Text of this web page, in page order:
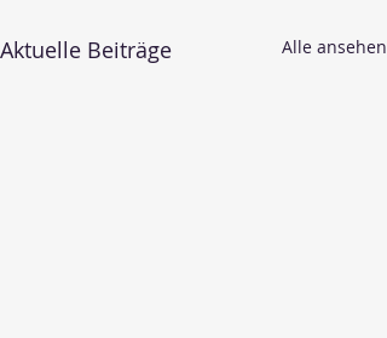
Aktuelle Beiträge Alle ansehen